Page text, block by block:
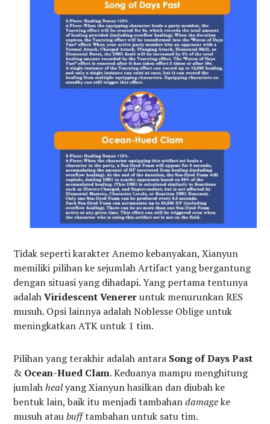
Tidak seperti karakter Anemo kebanyakan, Xianyun
memiliki pilihan ke sejumlah Artifact yang bergantung
dengan situasi yang dihadapi. Yang pertama tentunya
adalahViridescent Venereruntuk menurunkan RES
musuh. Opsi lainnya adalah Noblesse Oblige untuk
meningkatkan ATK untuk 1 tim.
Pilihan yang terakhir adalah antara Song of Days Past
& Ocean-Hued Clam. Keduanya mampu menghitung
jumlahhealyang Xianyun hasilkan dan diubah ke
bentuk lain, baik itu menjadi tambahandamageke
musuh ataubufftambahan untuk satu tim.